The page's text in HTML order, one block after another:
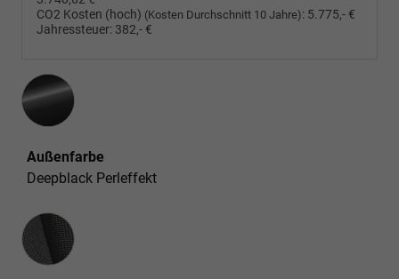
CO2 Kosten (hoch) (Kosten Durchschnitt 10 Jahre): 5.775,- €
Jahressteuer: 382,- €
Außenfarbe
Deepblack Perleffekt
Innenausstattung